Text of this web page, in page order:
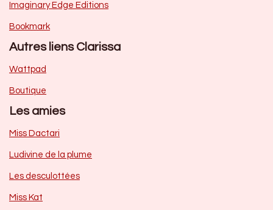
Imaginary Edge Editions
Bookmark
Autres liens Clarissa
Wattpad
Boutique
Les amies
Miss Dactari
Ludivine de la plume
Les desculottées
Miss Kat